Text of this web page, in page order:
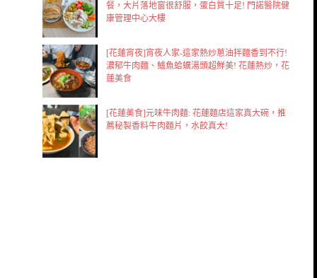
餐，大片落地窗很舒服，蛋白質十足! 門諾醫院健
康管理中心大樓
[花蓮宵夜]宵夜人家-這家熱炒蔥油拌麵香到不行!
濃郁牛肉麵、鱸魚蛤蠣湯頭超鮮美! 花蓮熱炒，花
蓮美食
[花蓮美食]元味牛肉麵: 花蓮麵店這家真大碗，推
薦秘製香料牛肉麵片，水餃真大!